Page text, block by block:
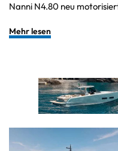
Nanni N4.80 neu
Mehr lesen